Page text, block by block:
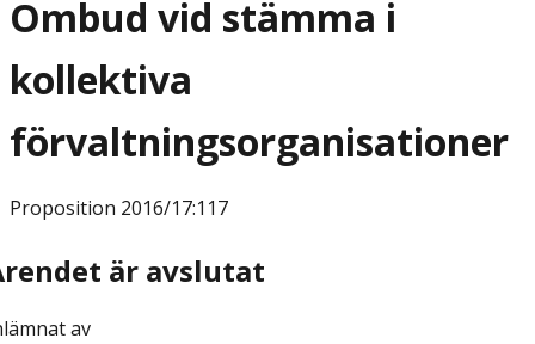
Ombud vid stämma i
kollektiva
förvaltningsorganisationer
Proposition 2016/17:117
är avslutat
av